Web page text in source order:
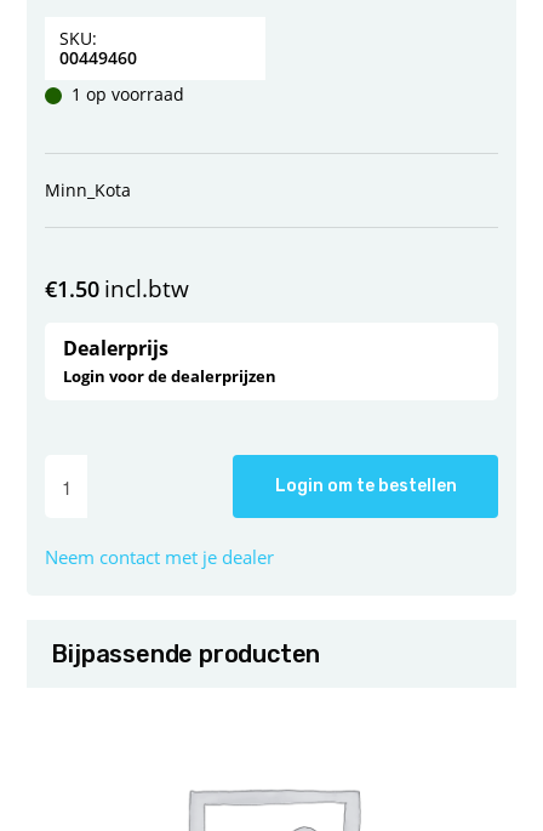
SKU:
00449460
1 op voorraad
Minn_Kota
€1.50 incl.btw
Dealerprijs
Login voor de dealerprijzen
Login om te bestellen
Neem contact met je dealer
Bijpassende producten